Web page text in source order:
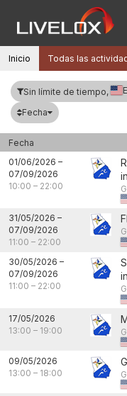
Inicio Todas las
Sin límite de tiempo,
Fecha
Fecha
01/06/2026 –
07/09/2026
10:00 – 22:00
31/05/2026 –
07/09/2026
11:00 – 22:00
30/05/2026 –
07/09/2026
11:00 – 22:00
17/05/2026
13:00 – 19:00
09/05/2026
13:00 – 18:00